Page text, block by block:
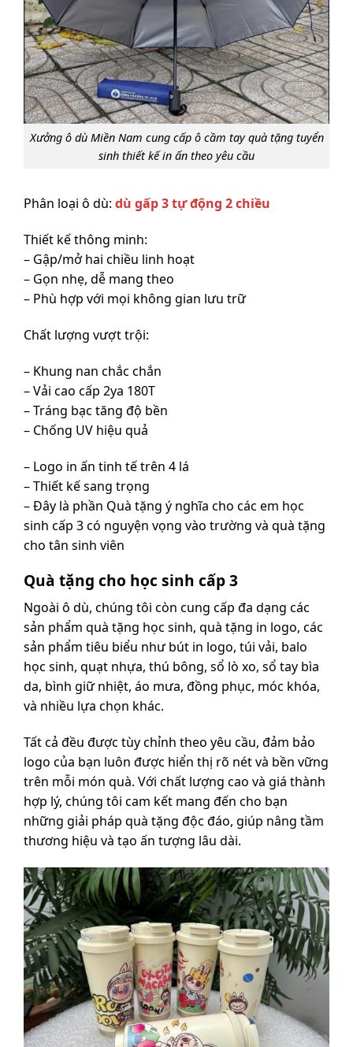
Xưởng ô dù Miền Nam cung cấp ô cầm tay quà tặng tuyển
sinh thiết kế in ấn theo yêu cầu
Phân loại ô dù: dù gấp 3 tự động 2 chiều
Thiết kế thông minh:
– Gập/mở hai chiều linh hoạt
– Gọn nhẹ, dễ mang theo
– Phù hợp với mọi không gian lưu trữ
Chất lượng vượt trội:
– Khung nan chắc chắn
– Vải cao cấp 2ya 180T
– Tráng bạc tăng độ bền
– Chống UV hiệu quả
– Logo in ấn tinh tế trên 4 lá
– Thiết kế sang trọng
– Đây là phần Quà tặng ý nghĩa cho các em học
sinh cấp 3 có nguyện vọng vào trường và quà tặng
cho tân sinh viên
Quà tặng cho học sinh cấp 3
Ngoài ô dù, chúng tôi còn cung cấp đa dạng các
sản phẩm quà tặng học sinh, quà tặng in logo, các
sản phẩm tiêu biểu như bút in logo, túi vải, balo
học sinh, quạt nhựa, thú bông, sổ lò xo, sổ tay bìa
da, bình giữ nhiệt, áo mưa, đồng phục, móc khóa,
và nhiều lựa chọn khác.
Tất cả đều được tùy chỉnh theo yêu cầu, đảm bảo
logo của bạn luôn được hiển thị rõ nét và bền vững
trên mỗi món quà. Với chất lượng cao và giá thành
hợp lý, chúng tôi cam kết mang đến cho bạn
những giải pháp quà tặng độc đáo, giúp nâng tầm
thương hiệu và tạo ấn tượng lâu dài.